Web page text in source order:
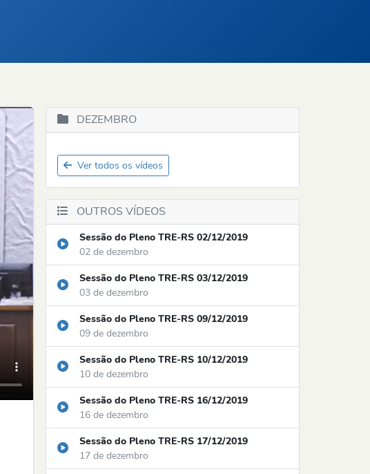
DEZEMBRO
Ver todos os vídeos
OUTROS VÍDEOS
Sessão do Pleno TRE-RS 02/12/2019
02 de dezembro
Sessão do Pleno TRE-RS 03/12/2019
03 de dezembro
Sessão do Pleno TRE-RS 09/12/2019
09 de dezembro
Sessão do Pleno TRE-RS 10/12/2019
10 de dezembro
Sessão do Pleno TRE-RS 16/12/2019
16 de dezembro
Sessão do Pleno TRE-RS 17/12/2019
17 de dezembro